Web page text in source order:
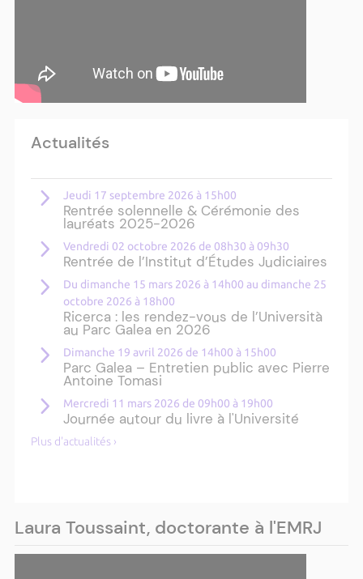
Actualités
Jeudi 17 septembre 2026 à 15h00
Rentrée solennelle & Cérémonie des
lauréats 2025-2026
Vendredi 02 octobre 2026 de 08h30 à 09h30
Rentrée de l’Institut d’Études Judiciaires
Du dimanche 15 mars 2026 à 14h00 au dimanche 25
octobre 2026 à 18h00
Ricerca : les rendez-vous de l’Università
au Parc Galea en 2026
Dimanche 19 avril 2026 de 14h00 à 15h00
Parc Galea – Entretien public avec Pierre
Antoine Tomasi
Mercredi 11 mars 2026 de 09h00 à 19h00
Journée autour du livre à l'Université
Plus d'actualités ›
Laura Toussaint, doctorante à l'EMRJ